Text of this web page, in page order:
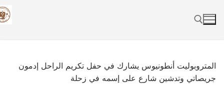
Skip
to
Search for:
المتروبوليت أنطونيوس يشارك في حفل تكريم الراحل إدمون
جريصاتي وتدشين شارع على إسمه في زحلة